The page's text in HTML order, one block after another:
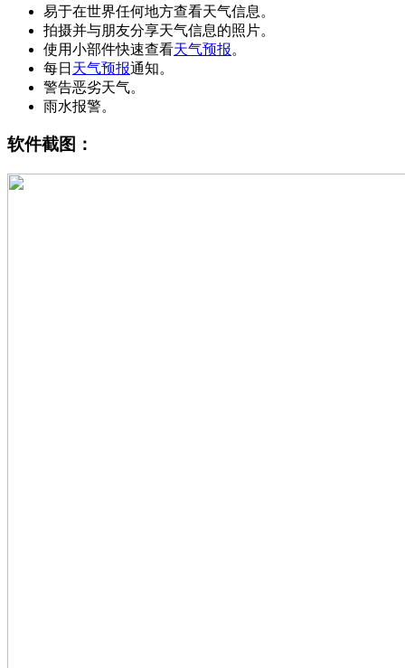
易于在世界任何地方查看天气信息。
拍摄并与朋友分享天气信息的照片。
使用小部件快速查看天气预报。
每日 天气预报通知。
警告恶劣天气。
雨水报警。
软件截图：